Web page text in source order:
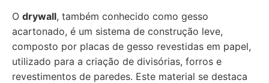
O drywall, também conhecido como gesso
acartonado, é um sistema de construção leve,
composto por placas de gesso revestidas em papel,
utilizado para a criação de divisórias, forros e
revestimentos de paredes. Este material se destaca